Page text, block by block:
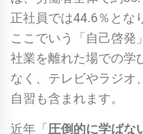
正社員では44.6％とな
ここでいう「自己啓発
社業を離れた場での学
なく、テレビやラジオ
自習も含まれます。
近年「 圧倒的に学ばな